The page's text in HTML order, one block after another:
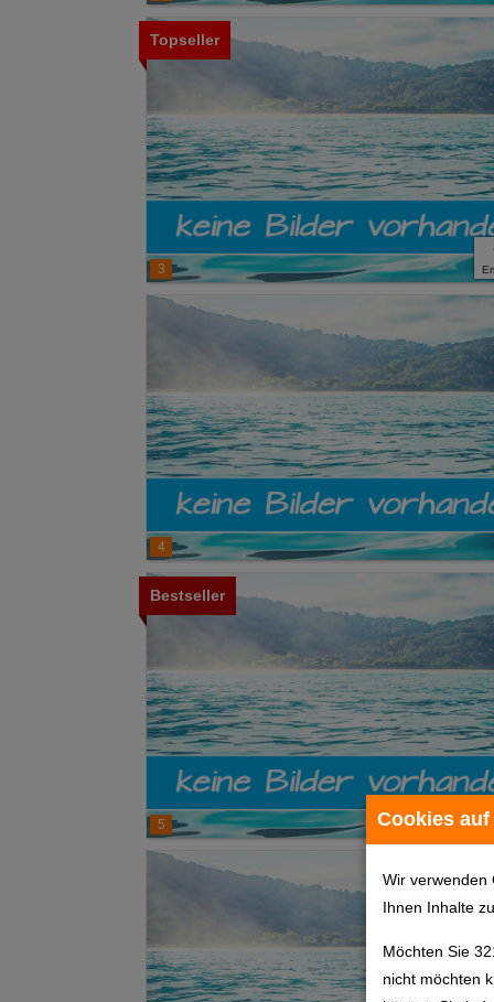
Cookies auf
Wir verwenden
Ihnen Inhalte
Möchten Sie
nicht möchten
3
Topseller
4
5
Bestseller